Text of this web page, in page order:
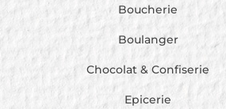
Boucherie
Boulanger
Chocolat & Confiserie
Epicerie